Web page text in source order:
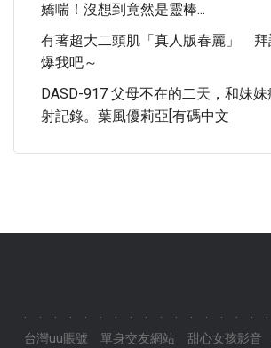
嬌喘！沒想到竟然是靈棒...
有著超大二頭肌「真人版春麗」 拜
爆我吧～
DASD-917 父母不在的二天，和妹
射記錄。葉風優莉亞[有碼中文
台灣uu賬號
單身交友網站 甜心女孩影音